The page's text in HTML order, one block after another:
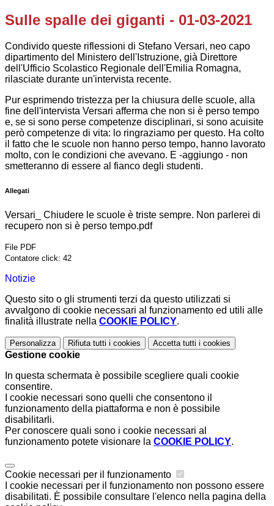
Sulle spalle dei giganti - 01-03-2021
Condivido queste riflessioni di Stefano Versari, neo capo
dipartimento del Ministero dell'Istruzione, già Direttore
dell'Ufficio Scolastico Regionale dell'Emilia Romagna,
rilasciate durante un'intervista recente.
Pur esprimendo tristezza per la chiusura delle scuole, alla
fine dell'intervista Versari afferma che non si è perso tempo
e, se si sono perse competenze disciplinari, si sono acuisite
però competenze di vita: lo ringraziamo per questo. Ha colto
il fatto che le scuole non hanno perso tempo, hanno lavorato
molto, con le condizioni che avevano. E -aggiungo - non
smetteranno di essere al fianco degli studenti.
Allegati
Versari_ Chiudere le scuole è triste sempre. Non parlerei di
recupero non si è perso tempo.pdf
File PDF
Contatore click: 42
Notizie
Questo sito o gli strumenti terzi da questo utilizzati si
avvalgono di cookie necessari al funzionamento ed utili alle
finalità illustrate nella COOKIE POLICY.
Personalizza Rifiuta tutti i cookies Accetta tutti i cookies
Gestione cookie
In questa schermata è possibile scegliere quali cookie
consentire.
I cookie necessari sono quelli che consentono il
funzionamento della piattaforma e non è possibile
disabilitarli.
Per conoscere quali sono i cookie necessari al
funzionamento potete visionare la COOKIE POLICY.
Cookie necessari per il funzionamento
I cookie necessari per il funzionamento non possono essere
disabilitati. È possibile consultare l'elenco nella pagina della